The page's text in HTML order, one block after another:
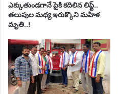
ఎక్కుతుండగానే పైకి కదిలిన లిఫ్ట్‌..
తలుపుల మధ్య ఇరుక్కొని మహిళ
మృతి..!